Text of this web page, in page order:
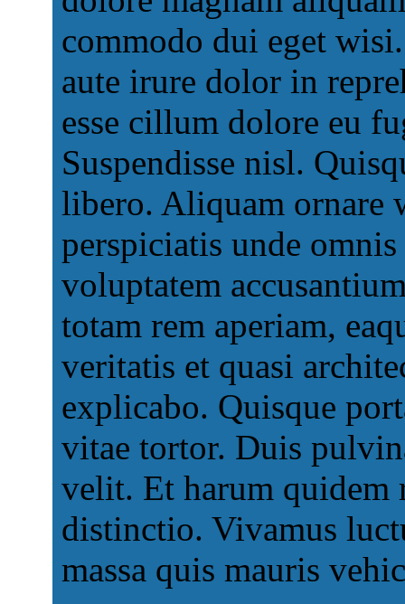
commodo dui eget
aute irure dolor in
esse cillum dolore eu
Suspendisse nisl.
libero. Aliquam ornare
perspiciatis unde
voluptatem
totam rem aperiam,
veritatis et quasi
explicabo. Quisque
vitae tortor. Duis
velit. Et harum quidem
distinctio. Vivamus
massa quis mauris